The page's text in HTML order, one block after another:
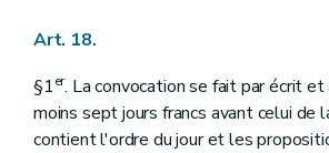
Art. 18.
§1er. La convocation se fait par écrit et
moins sept jours francs avant celui de
contient l'ordre du jour et les